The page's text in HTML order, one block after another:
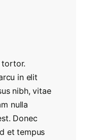
tortor.
in elit
nibh, vitae
nulla
Donec
et tempus